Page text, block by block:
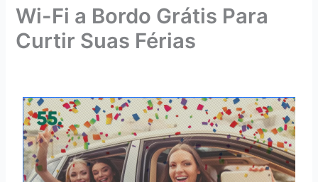
Wi-Fi a Bordo Grátis Para
Curtir Suas Férias